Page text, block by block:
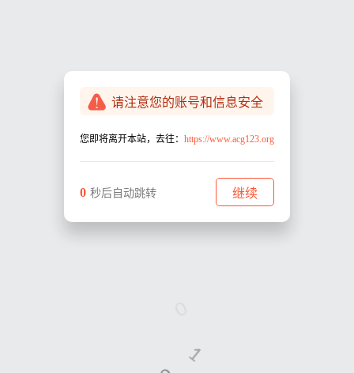
请注意您的账号和信息安全
您即将离开本站，去往： https://www.acg123.org
0 秒后自动跳转 继续